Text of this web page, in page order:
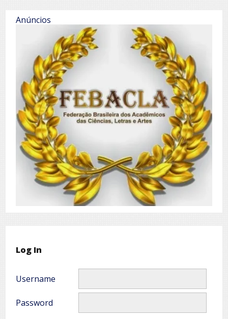
Anúncios
Log In
Username
Password